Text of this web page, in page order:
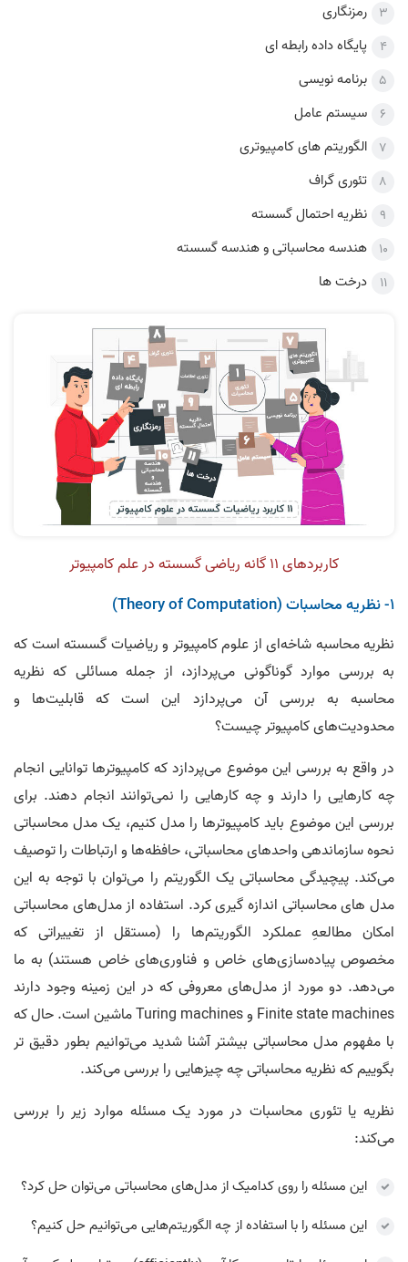
رمزنگاری
پایگاه داده رابطه ای
برنامه نویسی
سیستم عامل
الگوریتم های کامپیوتری
تئوری گراف
نظریه احتمال گسسته
هندسه محاسباتی و هندسه گسسته
درخت ها
کاربردهای 11 گانه ریاضی گسسته در علم کامپیوتر
1- نظریه محاسبات (Theory of Computation)
نظریه محاسبه شاخه‌ای از علوم کامپیوتر و ریاضیات گسسته است که
به بررسی موارد گوناگونی می‌پردازد، از جمله مسائلی که نظریه
محاسبه به بررسی آن می‌پردازد این است که قابلیت‌ها و
محدودیت‌های کامپیوتر چیست؟
در واقع به بررسی این موضوع می‌پردازد که کامپیوترها توانایی انجام
چه کارهایی را دارند و چه کارهایی را نمی‌توانند انجام دهند. برای
بررسی این موضوع باید کامپیوترها را مدل ‌کنیم، یک مدل محاسباتی
نحوه سازماندهی واحدهای محاسباتی، حافظه‌ها و ارتباطات را توصیف
می‌کند. پیچیدگی محاسباتی یک الگوریتم را می‌توان با توجه به این
مدل های محاسباتی اندازه گیری کرد. استفاده از مدل‌های محاسباتی
امکان مطالعهِ عملکرد الگوریتم‌ها را (مستقل از تغییراتی که
مخصوص پیاده‌سازی‌های خاص و فناوری‌های خاص هستند) به ما
می‌دهد. دو مورد از مدل‌های معروفی که در این زمینه وجود دارند
Finite state machines و Turing machines ماشین است. حال که
با مفهوم مدل محاسباتی بیشتر آشنا شدید می‌توانیم بطور دقیق تر
بگوییم که نظریه محاسباتی چه چیزهایی را بررسی می‌کند.
نظریه یا تئوری محاسبات در مورد یک مسئله موارد زیر را بررسی
می‌کند:
این مسئله را روی کدامیک از مدل‌های محاسباتی می‌توان حل کرد؟
این مسئله را با استفاده از چه الگوریتم‌هایی می‌توانیم حل کنیم؟